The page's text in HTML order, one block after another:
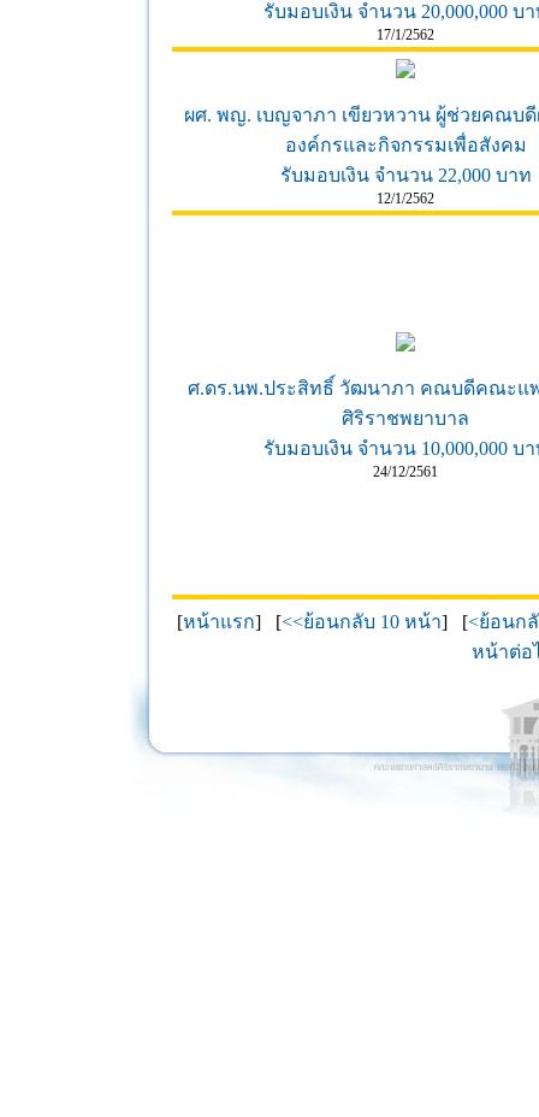
รับมอบเงิน จำนวน 20,000,000 บ
17/1/2562
ผศ. พญ. เบญจาภา เขียวหวาน ผู้ช่วยคณบ
องค์กรและกิจกรรมเพื่อสังคม
รับมอบเงิน จำนวน 22,000 บาท
12/1/2562
ศ.ดร.นพ.ประสิทธิ์ วัฒนาภา คณบดีคณะแ
ศิริราชพยาบาล
รับมอบเงิน จำนวน 10,000,000 บ
24/12/2561
[หน้าแรก] [<<ย้อนกลับ 10 หน้า] [<ย้อนก
หน้าต่อ